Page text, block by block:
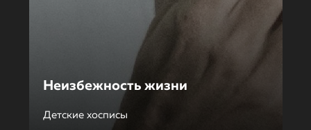
Неизбежность жизни
Детские хосписы